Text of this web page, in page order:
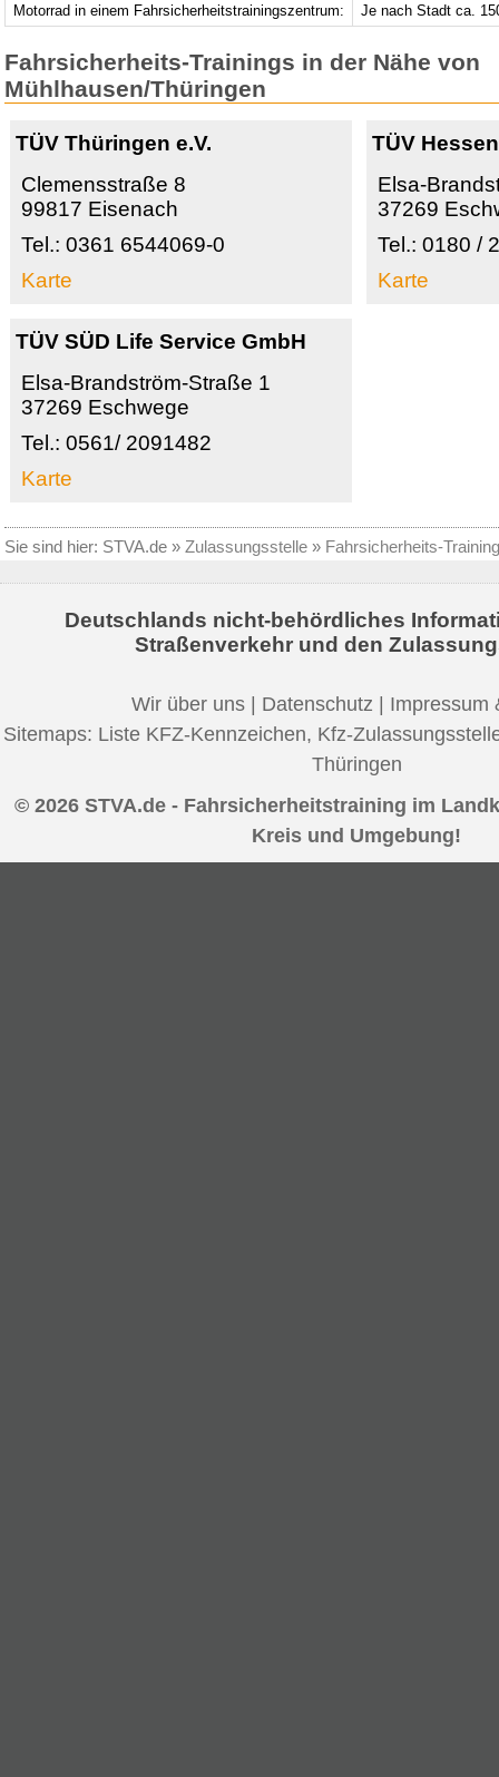
Motorrad in einem Fahrsicherheitstrainingszentrum:
Je nach Stadt ca.
Fahrsicherheits-Trainings in der Nähe von
Mühlhausen/Thüringen
TÜV Thüringen e.V.
Clemensstraße 8
99817 Eisenach
Tel.: 0361 6544069-0
Karte
TÜV Hessen
Elsa-
37269
Tel.: 0180 /
Karte
TÜV SÜD Life Service GmbH
Elsa-Brandström-Straße 1
37269 Eschwege
Tel.: 0561/ 2091482
Karte
Sie sind hier: STVA.de » Zulassungsstelle » Fahrsicherheits-
Deutschlands nicht-behördliches
Straßenverkehr und den
Wir über uns Datenschutz
Impressum
Sitemaps: Liste KFZ-Kennzeichen, Kfz-
Thüringen
© 2026 STVA.de - Fahrsicherheitstraining im
Kreis und Umgebung!